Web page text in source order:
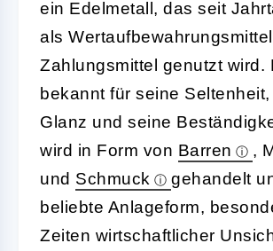
ein Edelmetall, das seit
als
Zahlungsmittel genutzt wird.
bekannt für seine
Glanz und seine
wird in Form von Barren
,
und Schmuck
gehandelt
beliebte Anlageform,
Zeiten wirtschaftlicher